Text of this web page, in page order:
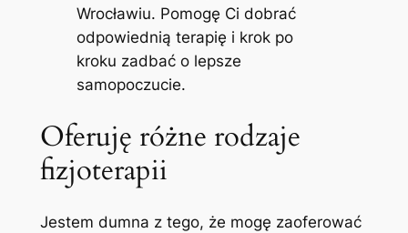
Wrocławiu. Pomogę Ci dobrać
odpowiednią terapię i krok po
kroku zadbać o lepsze
samopoczucie.
Oferuję różne rodzaje
fizjoterapii
Jestem dumna z tego, że mogę zaoferować